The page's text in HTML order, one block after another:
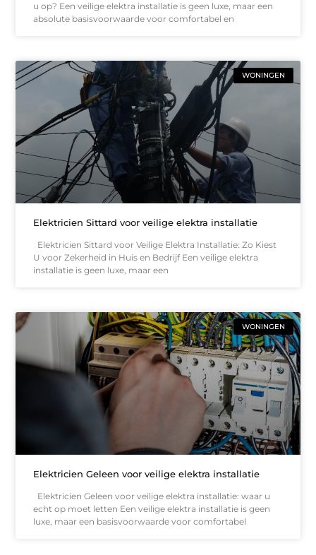
u op? Een veilige elektra installatie is geen luxe, maar een
absolute basisvoorwaarde voor comfortabel en
WONINGEN
Elektricien Sittard voor veilige elektra installatie
Elektricien Sittard voor Veilige Elektra Installatie: Zo Kiest
U voor Zekerheid in Huis en Bedrijf Een veilige elektra
installatie is geen luxe, maar een
WONINGEN
Elektricien Geleen voor veilige elektra installatie
Elektricien Geleen voor veilige elektra installatie: waar u
echt op moet letten Een veilige elektra installatie is geen
luxe, maar een basisvoorwaarde voor comfortabel